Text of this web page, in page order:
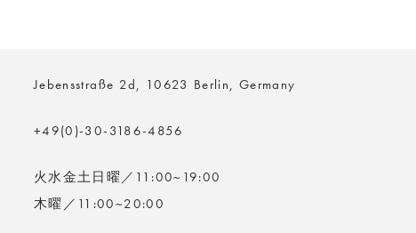
Jebensstraße 2d, 10623 Berlin, Germany
+49(0)-30-3186-4856
火水金土日曜／11:00~19:00
木曜／11:00~20:00